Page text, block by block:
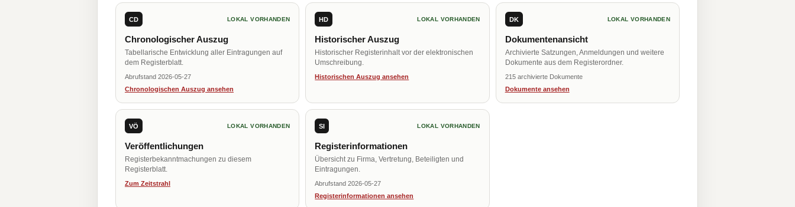
CD LOKAL VORHANDEN
Chronologischer Auszug
Tabellarische Entwicklung aller Eintragungen auf
dem Registerblatt.
Abrufstand 2026-05-27
Chronologischen Auszug ansehen
HD LOKAL VORHANDEN
Historischer Auszug
Historischer Registerinhalt vor der elektronischen
Umschreibung.
Historischen Auszug ansehen
DK LOKAL VORHANDEN
Dokumentenansicht
Archivierte Satzungen, Anmeldungen und weitere
Dokumente aus dem Registerordner.
215 archivierte Dokumente
Dokumente ansehen
VÖ LOKAL VORHANDEN
Veröffentlichungen
Registerbekanntmachungen zu diesem
Registerblatt.
Zum Zeitstrahl
SI LOKAL VORHANDEN
Registerinformationen
Übersicht zu Firma, Vertretung, Beteiligten und
Eintragungen.
Abrufstand 2026-05-27
Registerinformationen ansehen